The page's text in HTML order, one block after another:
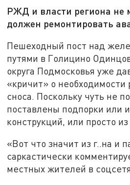
РЖД и власти региона не
должен ремонтировать
Пешеходный пост над
путями в Голицино
округа Подмосковья уже
«кричит» о
сноса. Поскольку чуть не
поставлены подпорки или
конструкций, или просто
«Вот что значит из г..на и
саркастически
местных жителей в